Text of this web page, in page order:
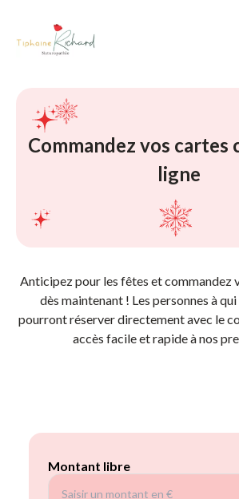
Commandez vos cartes
ligne
Anticipez pour les fêtes et commandez
dès maintenant ! Les personnes à
pourront réserver directement avec le
accès facile et rapide à nos